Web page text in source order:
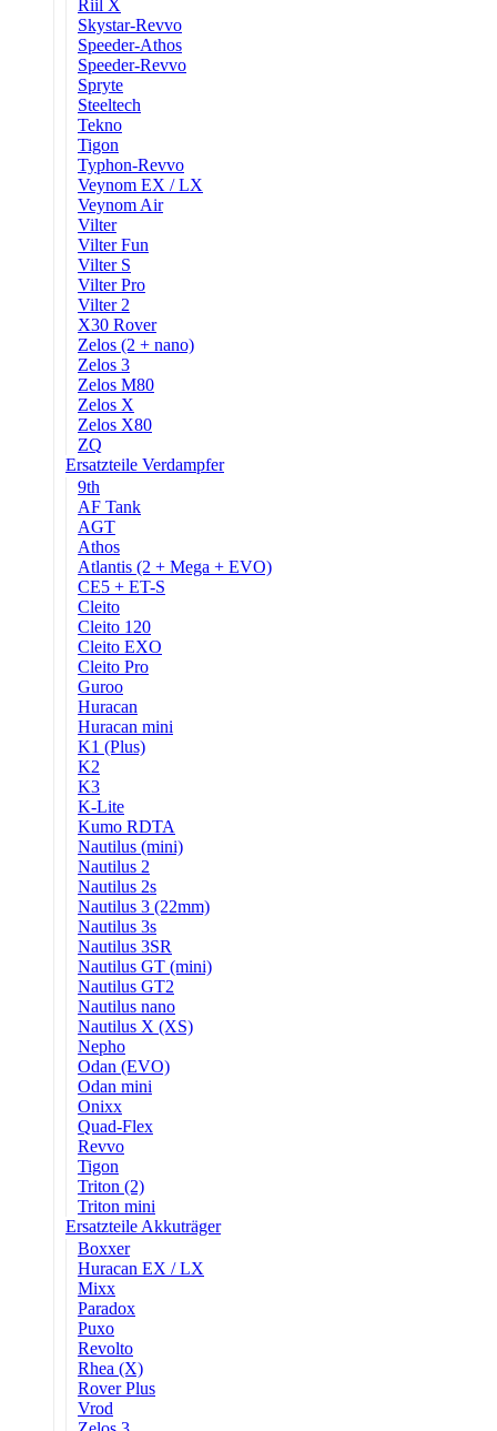
Riil X
Skystar-Revvo
Speeder-Athos
Speeder-Revvo
Spryte
Steeltech
Tekno
Tigon
Typhon-Revvo
Veynom EX / LX
Veynom Air
Vilter
Vilter Fun
Vilter S
Vilter Pro
Vilter 2
X30 Rover
Zelos (2 + nano)
Zelos 3
Zelos M80
Zelos X
Zelos X80
ZQ
Ersatzteile Verdampfer
9th
AF Tank
AGT
Athos
Atlantis (2 + Mega + EVO)
CE5 + ET-S
Cleito
Cleito 120
Cleito EXO
Cleito Pro
Guroo
Huracan
Huracan mini
K1 (Plus)
K2
K3
K-Lite
Kumo RDTA
Nautilus (mini)
Nautilus 2
Nautilus 2s
Nautilus 3 (22mm)
Nautilus 3s
Nautilus 3SR
Nautilus GT (mini)
Nautilus GT2
Nautilus nano
Nautilus X (XS)
Nepho
Odan (EVO)
Odan mini
Onixx
Quad-Flex
Revvo
Tigon
Triton (2)
Triton mini
Ersatzteile Akkuträger
Boxxer
Huracan EX / LX
Mixx
Paradox
Puxo
Revolto
Rhea (X)
Rover Plus
Vrod